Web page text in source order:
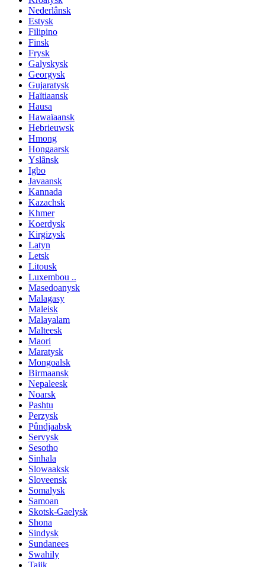
Nederlânsk
Estysk
Filipino
Finsk
Frysk
Galyskysk
Georgysk
Gujaratysk
Haïtiaansk
Hausa
Hawaïaansk
Hebrieuwsk
Hmong
Hongaarsk
Yslânsk
Igbo
Javaansk
Kannada
Kazachsk
Khmer
Koerdysk
Kirgizysk
Latyn
Letsk
Litousk
Luxembou ..
Masedoanysk
Malagasy
Maleisk
Malayalam
Malteesk
Maori
Maratysk
Mongoalsk
Birmaansk
Nepaleesk
Noarsk
Pashtu
Perzysk
Pûndjaabsk
Servysk
Sesotho
Sinhala
Slowaaksk
Sloveensk
Somalysk
Samoan
Skotsk-Gaelysk
Shona
Sindysk
Sundanees
Swahily
Tajik